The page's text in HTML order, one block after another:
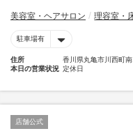
美容室・ヘアサロン 理容室・
駐車場有
住所
香川県丸亀市川西町
本日の営業状況 定休日
店舗公式